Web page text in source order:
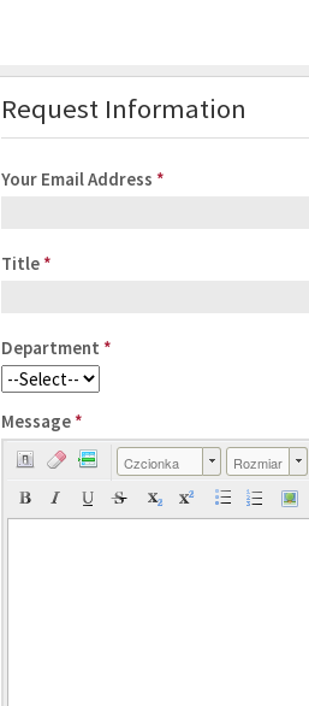
Request Information
Your Email Address *
Title *
Department *
Message *
Czcionka Rozmiar